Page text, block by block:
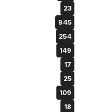
23
945
254
149
17
25
109
18